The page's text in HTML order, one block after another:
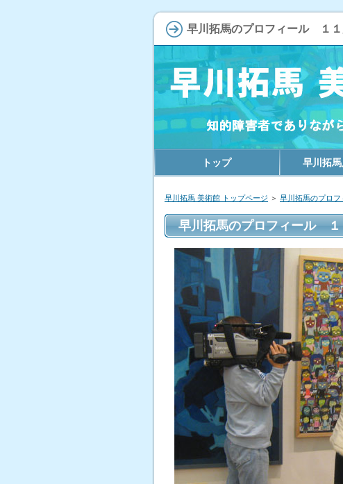
早川拓馬のプロフィール １
早川拓馬 美術館 トップページ ＞ 早川拓馬のプロフ
早川拓馬のプロフィール １
トップ 早川拓